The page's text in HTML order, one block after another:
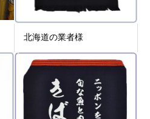
北海道の業者様